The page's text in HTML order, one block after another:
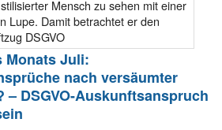
Monats Juli:
nach versäumter
– DSGVO-Auskunftsanspruch